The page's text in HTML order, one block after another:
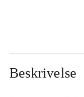
Beskrivelse